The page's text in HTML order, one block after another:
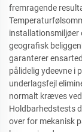
fremragende
installationsmiljøer
geografisk
garanterer
pålidelig ydeevne i
underlagsfejl
normalt kræves
Holdbarhedstests
over for mekanisk